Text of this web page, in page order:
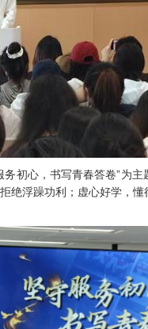
初心，书写青春答卷”为
绝浮躁功利；虚心好学，